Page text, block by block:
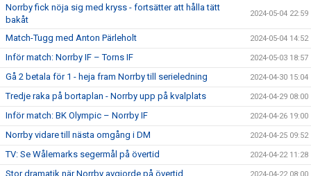
Norrby fick nöja sig med kryss - fortsätter att hålla tätt
bakåt
2024-05-04 22:59
Match-Tugg med Anton Pärleholt 2024-05-04 14:52
Inför match: Norrby IF – Torns IF 2024-05-03 18:57
Gå 2 betala för 1 - heja fram Norrby till serieledning 2024-04-30 15:04
Tredje raka på bortaplan - Norrby upp på kvalplats 2024-04-29 08:00
Inför match: BK Olympic – Norrby IF 2024-04-26 19:00
Norrby vidare till nästa omgång i DM 2024-04-25 09:52
TV: Se Wålemarks segermål på övertid 2024-04-22 11:28
Stor dramatik när Norrby avgjorde på övertid